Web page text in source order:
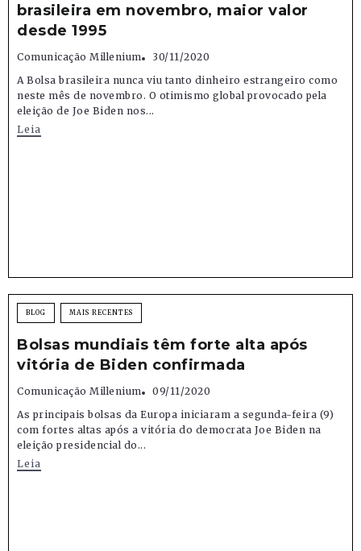
brasileira em novembro, maior valor
desde 1995
Comunicação Millenium
30/11/2020
A Bolsa brasileira nunca viu tanto dinheiro estrangeiro como
neste mês de novembro. O otimismo global provocado pela
eleição de Joe Biden nos...
Leia
BLOG MAIS RECENTES
Bolsas mundiais têm forte alta após
vitória de Biden confirmada
Comunicação Millenium
09/11/2020
As principais bolsas da Europa iniciaram a segunda-feira (9)
com fortes altas após a vitória do democrata Joe Biden na
eleição presidencial do...
Leia